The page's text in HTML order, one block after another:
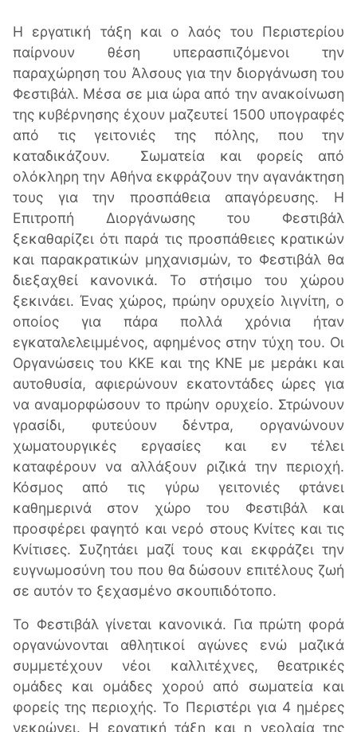
Η εργατική τάξη και ο λαός του Περιστερίου
παίρνουν θέση υπερασπιζόμενοι την
παραχώρηση του Άλσους για την διοργάνωση του
Φεστιβάλ. Μέσα σε μια ώρα από την ανακοίνωση
της κυβέρνησης έχουν μαζευτεί 1500 υπογραφές
από τις γειτονιές της πόλης, που την
καταδικάζουν. Σωματεία και φορείς από
ολόκληρη την Αθήνα εκφράζουν την αγανάκτηση
τους για την προσπάθεια απαγόρευσης. Η
Επιτροπή Διοργάνωσης του Φεστιβάλ
ξεκαθαρίζει ότι παρά τις προσπάθειες κρατικών
και παρακρατικών μηχανισμών, το Φεστιβάλ θα
διεξαχθεί κανονικά. Το στήσιμο του χώρου
ξεκινάει. Ένας χώρος, πρώην ορυχείο λιγνίτη, ο
οποίος για πάρα πολλά χρόνια ήταν
εγκαταλελειμμένος, αφημένος στην τύχη του. Οι
Οργανώσεις του ΚΚΕ και της ΚΝΕ με μεράκι και
αυτοθυσία, αφιερώνουν εκατοντάδες ώρες για
να αναμορφώσουν το πρώην ορυχείο. Στρώνουν
γρασίδι, φυτεύουν δέντρα, οργανώνουν
χωματουργικές εργασίες και εν τέλει
καταφέρουν να αλλάξουν ριζικά την περιοχή.
Κόσμος από τις γύρω γειτονιές φτάνει
καθημερινά στον χώρο του Φεστιβάλ και
προσφέρει φαγητό και νερό στους Κνίτες και τις
Κνίτισες. Συζητάει μαζί τους και εκφράζει την
ευγνωμοσύνη του που θα δώσουν επιτέλους ζωή
σε αυτόν το ξεχασμένο σκουπιδότοπο.
Το Φεστιβάλ γίνεται κανονικά. Για πρώτη φορά
οργανώνονται αθλητικοί αγώνες ενώ μαζικά
συμμετέχουν νέοι καλλιτέχνες, θεατρικές
ομάδες και ομάδες χορού από σωματεία και
φορείς της περιοχής. Το Περιστέρι για 4 ημέρες
νεκρώνει. Η εργατική τάξη και η νεολαία της